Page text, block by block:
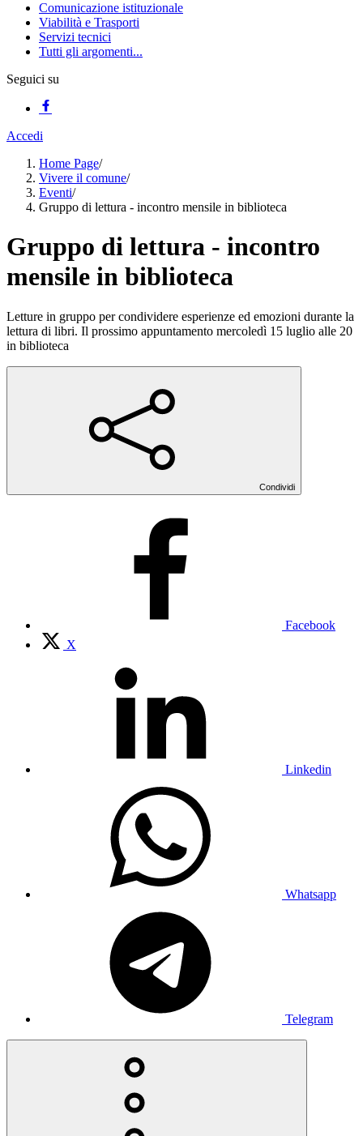
Comunicazione istituzionale
Viabilità e Trasporti
Servizi tecnici
Tutti gli argomenti...
Seguici su
Accedi
Home Page/
Vivere il comune/
Eventi/
Gruppo di lettura - incontro mensile in biblioteca
Gruppo di lettura - incontro
mensile in biblioteca
Letture in gruppo per condividere esperienze ed emozioni durante la
lettura di libri. Il prossimo appuntamento mercoledì 15 luglio alle 20
in biblioteca
Condividi
Facebook
X
Linkedin
Whatsapp
Telegram